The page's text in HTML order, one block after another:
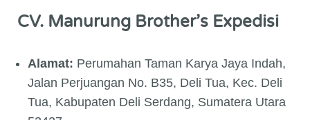
CV. Manurung Brother’s Expedisi
Alamat: Perumahan Taman Karya Jaya Indah,
Jalan Perjuangan No. B35, Deli Tua, Kec. Deli
Tua, Kabupaten Deli Serdang, Sumatera Utara